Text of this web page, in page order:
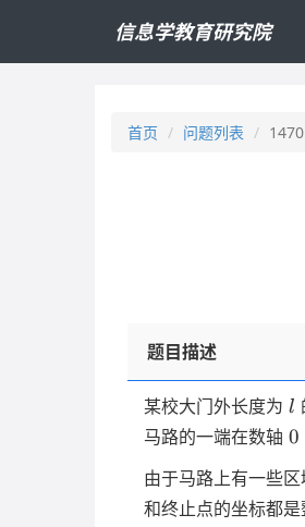
信息学教育研究院
首页 问题列表
题目描述
某校大门外长度为 l
l
马路的一端在数轴 0
0
由于马路上有一些
和终止点的坐标都